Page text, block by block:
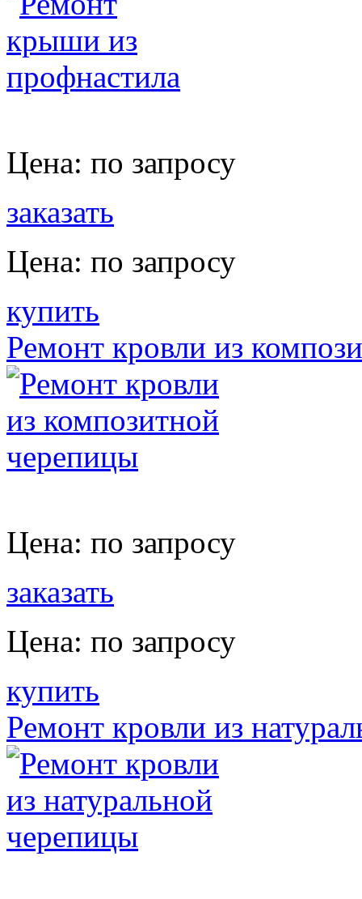
Цена: по запросу
заказать
Цена: по запросу
купить
Ремонт кровли из
Цена: по запросу
заказать
Цена: по запросу
купить
Ремонт кровли из